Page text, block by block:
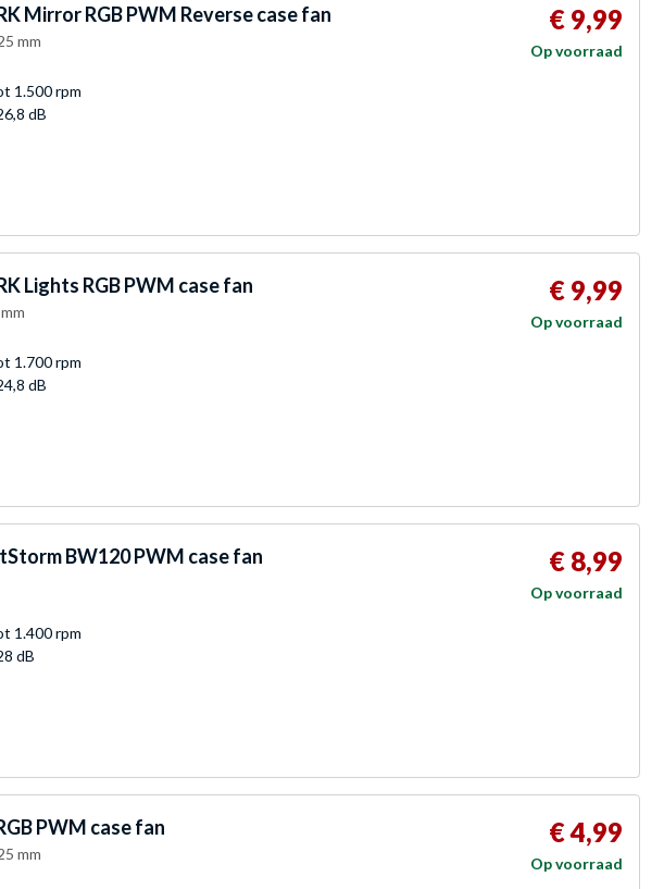
Mirror RGB PWM Reverse case fan
mm
1.500 rpm
dB
€ 9,99
Op voorraad
Lights RGB PWM case fan
1.700 rpm
dB
€ 9,99
Op voorraad
BW120 PWM case fan
1.400 rpm
dB
€ 8,99
Op voorraad
PWM case fan
mm
€ 4,99
Op voorraad